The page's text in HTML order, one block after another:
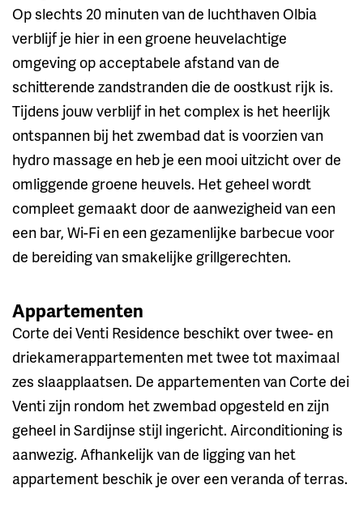
Op slechts 20 minuten van de luchthaven Olbia
verblijf je hier in een groene heuvelachtige
omgeving op acceptabele afstand van de
schitterende zandstranden die de oostkust rijk is.
Tijdens jouw verblijf in het complex is het heerlijk
ontspannen bij het zwembad dat is voorzien van
hydro massage en heb je een mooi uitzicht over de
omliggende groene heuvels. Het geheel wordt
compleet gemaakt door de aanwezigheid van een
een bar, Wi-Fi en een gezamenlijke barbecue voor
de bereiding van smakelijke grillgerechten.
Appartementen
Corte dei Venti Residence beschikt over twee- en
driekamerappartementen met twee tot maximaal
zes slaapplaatsen. De appartementen van Corte dei
Venti zijn rondom het zwembad opgesteld en zijn
geheel in Sardijnse stijl ingericht. Airconditioning is
aanwezig. Afhankelijk van de ligging van het
appartement beschik je over een veranda of terras.